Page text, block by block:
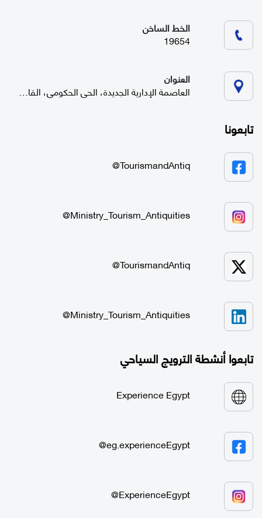
الخط الساخن
19654
العنوان
العاصمة الإدارية الجديدة، الحي الحكومي، القاهرة
تابعونا
TourismandAntiq@
Ministry_Tourism_Antiquities@
TourismandAntiq@
Ministry_Tourism_Antiquities@
تابعوا أنشطة الترويج السياحي
Experience Egypt
eg.experienceEgypt@
ExperienceEgypt@